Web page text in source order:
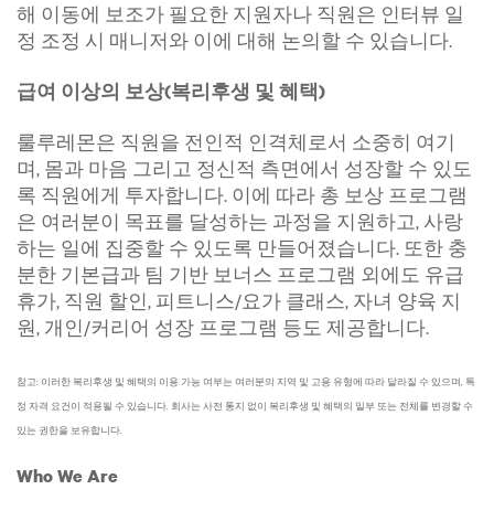
해 이동에 보조가 필요한 지원자나 직원은 인터뷰 일
정 조정 시 매니저와 이에 대해 논의할 수 있습니다.
급여 이상의 보상(복리후생 및 혜택)
룰루레몬은 직원을 전인적 인격체로서 소중히 여기
며, 몸과 마음 그리고 정신적 측면에서 성장할 수 있도
록 직원에게 투자합니다. 이에 따라 총 보상 프로그램
은 여러분이 목표를 달성하는 과정을 지원하고, 사랑
하는 일에 집중할 수 있도록 만들어졌습니다. 또한 충
분한 기본급과 팀 기반 보너스 프로그램 외에도 유급
휴가, 직원 할인, 피트니스/요가 클래스, 자녀 양육 지
원, 개인/커리어 성장 프로그램 등도 제공합니다.
참고: 이러한 복리후생 및 혜택의 이용 가능 여부는 여러분의 지역 및 고용 유형에 따라 달라질 수 있으며, 특
정 자격 요건이 적용될 수 있습니다. 회사는 사전 통지 없이 복리후생 및 혜택의 일부 또는 전체를 변경할 수
있는 권한을 보유합니다.
Who We Are